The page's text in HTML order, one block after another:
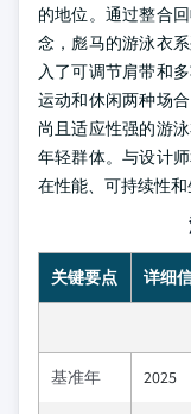
的地位。通过整合
念，彪马的游泳衣
入了可调节肩带和
运动和休闲两种场
尚且适应性强的游
年轻群体。与设计
在性能、可持续性和
关键要点 详细
基准年 2025